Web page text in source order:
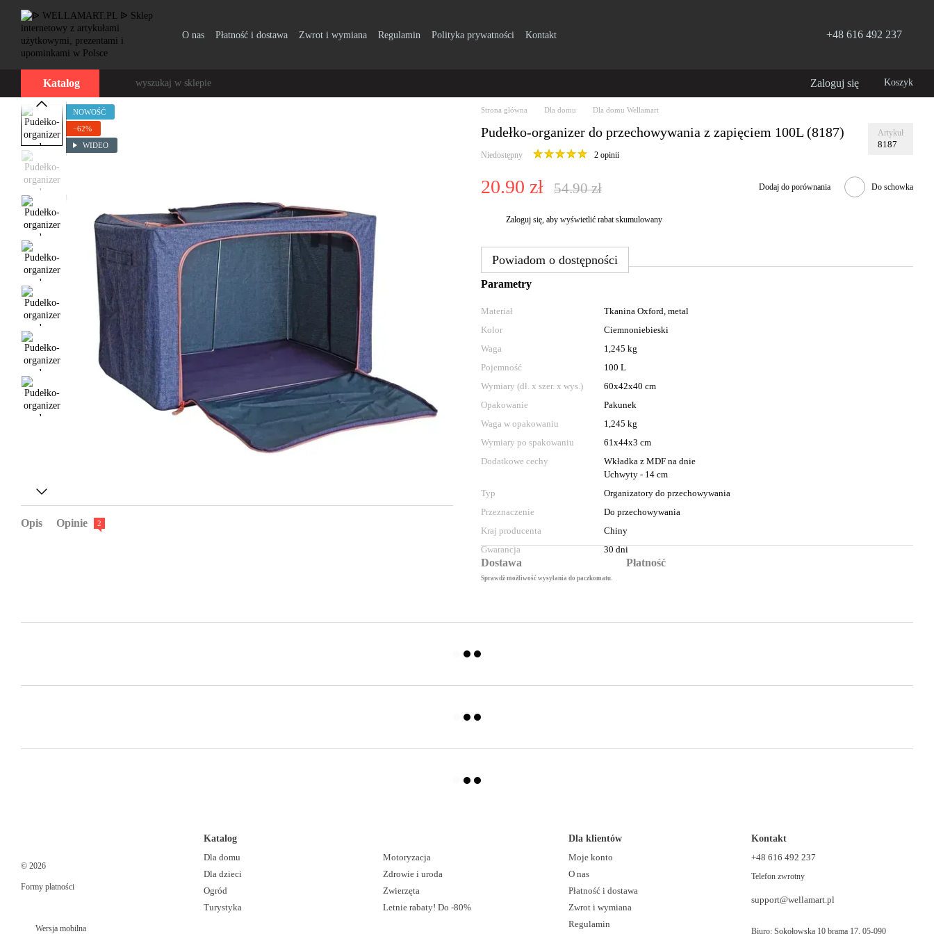
Przejdź do głównej treści
O nas Płatność i dostawa Zwrot i wymiana Regulamin Polityka prywatności Kontakt +48 616 492 237
Katalog Zaloguj się Koszyk
NOWOŚĆ
−62%
WIDEO
Opis Opinie 2
Strona główna Dla domu Dla domu Wellamart
Pudełko-organizer do przechowywania z zapięciem 100L (8187) Artykuł
8187
Niedostępny 2 opinii
20.90 zł 54.90 zł Dodaj do porównania Do schowka
Zaloguj się , aby wyświetlić rabat skumulowany
Powiadom o dostępności
Parametry
Materiał
Tkanina Oxford, metal
Kolor
Ciemnoniebieski
Waga
1,245 kg
Pojemność
100 L
Wymiary (dł. x szer. x wys.)
60х42х40 cm
Opakowanie
Pakunek
Waga w opakowaniu
1,245 kg
Wymiary po spakowaniu
61х44х3 cm
Dodatkowe cechy
Wkładka z MDF na dnie
Uchwyty - 14 cm
Typ
Organizatory do przechowywania
Przeznaczenie
Do przechowywania
Kraj producenta
Chiny
Gwarancja
30 dni
Dostawa
Sprawdż możliwość wysyłania do paczkomatu.
Płatność
© 2026
Formy płatności
Wersja mobilna
Katalog
Dla domu
Dla dzieci
Ogród
Turystyka
Motoryzacja
Zdrowie i uroda
Zwierzęta
Letnie rabaty! Do -80%
Dla klientów
Moje konto
O nas
Płatność i dostawa
Zwrot i wymiana
Regulamin
Kontakt
+48 616 492 237
Telefon zwrotny
support@wellamart.pl
Biuro: Sokołowska 10 brama 17, 05-090